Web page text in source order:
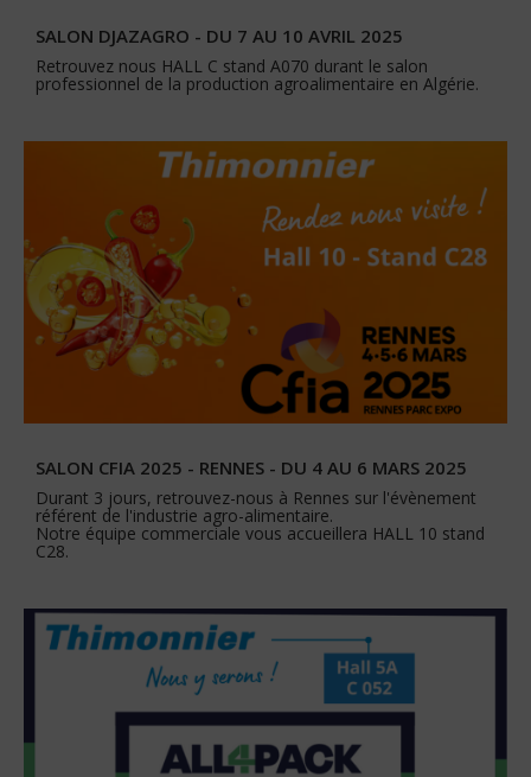
SALON DJAZAGRO - DU 7 AU 10 AVRIL 2025
Retrouvez nous HALL C stand A070 durant le salon
professionnel de la production agroalimentaire en Algérie.
SALON CFIA 2025 - RENNES - DU 4 AU 6 MARS 2025
Durant 3 jours, retrouvez-nous à Rennes sur l'évènement
référent de l'industrie agro-alimentaire.
Notre équipe commerciale vous accueillera HALL 10 stand
C28.